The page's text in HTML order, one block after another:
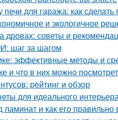
для гаража: как
и экологичное
дровах: советы и
шаг за шагом
эффективные методы и
и что в них можно
рейтинг и обзор
для идеального
и как его правильно